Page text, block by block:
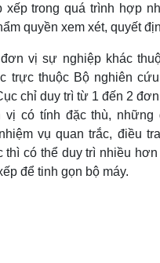
xếp trong quá trình hợp
quyền xem xét, quyết
vị sự nghiệp khác
trực thuộc Bộ nghiên
chỉ duy trì từ 1 đến 2
vị có tính đặc thù, những
vụ quan trắc, điều
thì có thể duy trì nhiều
để tinh gọn bộ máy.